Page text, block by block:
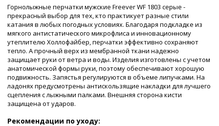
Горнолыжные перчатки мужские Freever WF 1803 серые -
прекрасный выбор для тех, кто практикует разные стили
катания в любых погодных условиях. Благодаря подкладке из
мягкого антистатического микрофлиса и инновационному
утеплителю Холлофайбер, перчатки эффективно сохраняют
тепло. А прочный верх из мембранной ткани надежно
защищает руки от ветра и воды. Изделия изготовлены с учетом
анатомической формы руки, поэтому обеспечивают хорошую
подвижность. Запястья регулируются в объеме липучками. На
ладонях предусмотрены антискользящие накладки для лучшего
сцепления с лыжными палками. Внешняя сторона кисти
защищена от ударов.
Рекомендации по уходу: